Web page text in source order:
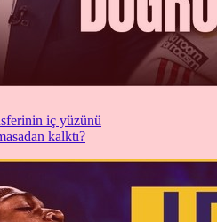
iç yüzünü
kalktı?